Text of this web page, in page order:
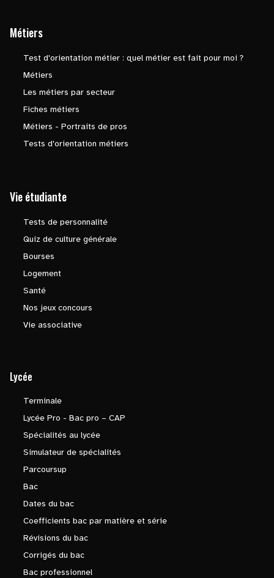
Métiers
Test d'orientation métier : quel métier est fait pour moi ?
Métiers
Les métiers par secteur
Fiches métiers
Métiers - Portraits de pros
Tests d'orientation métiers
Vie étudiante
Tests de personnalité
Quiz de culture générale
Bourses
Logement
Santé
Nos jeux concours
Vie associative
Lycée
Terminale
Lycée Pro - Bac pro – CAP
Spécialités au lycée
Simulateur de spécialités
Parcoursup
Bac
Dates du bac
Coefficients bac par matière et série
Révisions du bac
Corrigés du bac
Bac professionnel